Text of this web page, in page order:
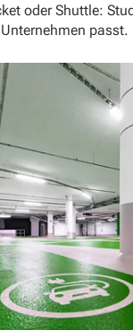
oder Shuttle:
passt.